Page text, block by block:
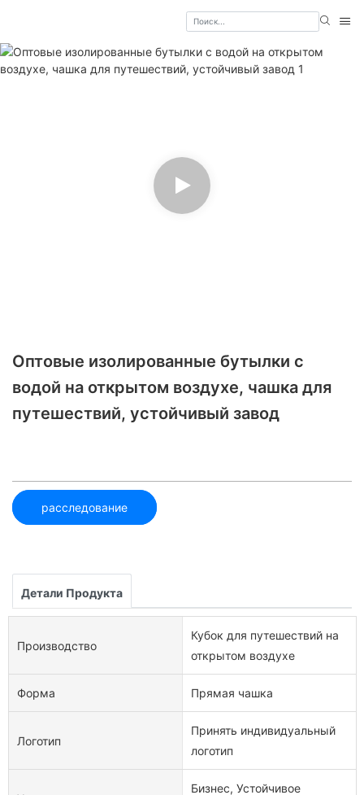
Оптовые изолированные бутылки с
водой на открытом воздухе, чашка для
путешествий, устойчивый завод
расследование
Детали Продукта
Производство
Кубок для путешествий на
открытом воздухе
Форма Прямая чашка
Логотип
Принять индивидуальный
логотип
Бизнес, Устойчивое